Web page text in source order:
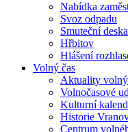
Nabídka
Svoz odpadu
Smuteční deska
Hřbitov
Hlášení
Volný čas
Aktuality volný
Volnočasové
Kulturní
Historie
Centrum